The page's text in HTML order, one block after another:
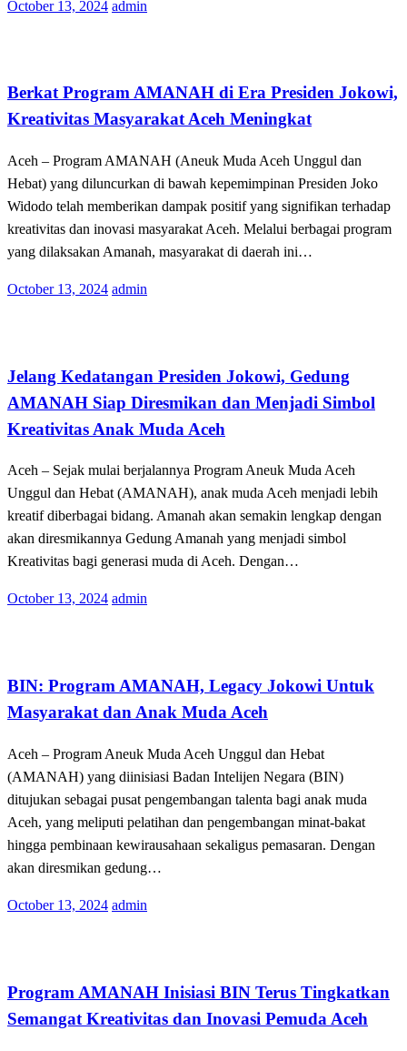
Posted
October 13, 2024 admin
Berkat Program AMANAH di Era Presiden Jokowi,
Kreativitas Masyarakat Aceh Meningkat
Aceh – Program AMANAH (Aneuk Muda Aceh Unggul dan
Hebat) yang diluncurkan di bawah kepemimpinan Presiden Joko
Widodo telah memberikan dampak positif yang signifikan terhadap
kreativitas dan inovasi masyarakat Aceh. Melalui berbagai program
yang dilaksakan Amanah, masyarakat di daerah ini…
Posted
October 13, 2024 admin
Jelang Kedatangan Presiden Jokowi, Gedung
AMANAH Siap Diresmikan dan Menjadi Simbol
Kreativitas Anak Muda Aceh
Aceh – Sejak mulai berjalannya Program Aneuk Muda Aceh
Unggul dan Hebat (AMANAH), anak muda Aceh menjadi lebih
kreatif diberbagai bidang. Amanah akan semakin lengkap dengan
akan diresmikannya Gedung Amanah yang menjadi simbol
Kreativitas bagi generasi muda di Aceh. Dengan…
Posted
October 13, 2024 admin
BIN: Program AMANAH, Legacy Jokowi Untuk
Masyarakat dan Anak Muda Aceh
Aceh – Program Aneuk Muda Aceh Unggul dan Hebat
(AMANAH) yang diinisiasi Badan Intelijen Negara (BIN)
ditujukan sebagai pusat pengembangan talenta bagi anak muda
Aceh, yang meliputi pelatihan dan pengembangan minat-bakat
hingga pembinaan kewirausahaan sekaligus pemasaran. Dengan
akan diresmikan gedung…
Posted
October 13, 2024 admin
Program AMANAH Inisiasi BIN Terus Tingkatkan
Semangat Kreativitas dan Inovasi Pemuda Aceh